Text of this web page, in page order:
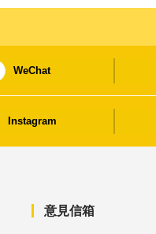
WeChat
Instagram
意見信箱